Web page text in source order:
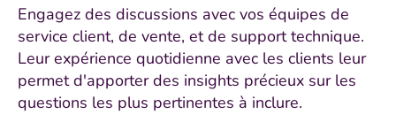
Engagez des discussions avec vos équipes de
service client, de vente, et de support technique.
Leur expérience quotidienne avec les clients leur
permet d'apporter des insights précieux sur les
questions les plus pertinentes à inclure.